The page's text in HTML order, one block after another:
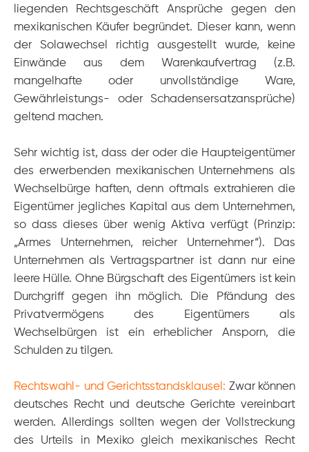
liegenden Rechtsgeschäft Ansprüche gegen den
mexikanischen Käufer begründet. Dieser kann, wenn
der Solawechsel richtig ausgestellt wurde, keine
Einwände aus dem Warenkaufvertrag (z.B.
mangelhafte oder unvollständige Ware,
Gewährleistungs- oder Schadensersatzansprüche)
geltend machen.
Sehr wichtig ist, dass der oder die Haupteigentümer
des erwerbenden mexikanischen Unternehmens als
Wechselbürge haften, denn oftmals extrahieren die
Eigentümer jegliches Kapital aus dem Unternehmen,
so dass dieses über wenig Aktiva verfügt (Prinzip:
„Armes Unternehmen, reicher Unternehmer“). Das
Unternehmen als Vertragspartner ist dann nur eine
leere Hülle. Ohne Bürgschaft des Eigentümers ist kein
Durchgriff gegen ihn möglich. Die Pfändung des
Privatvermögens des Eigentümers als
Wechselbürgen ist ein erheblicher Ansporn, die
Schulden zu tilgen.
Rechtswahl- und Gerichtsstandsklausel: Zwar können
deutsches Recht und deutsche Gerichte vereinbart
werden. Allerdings sollten wegen der Vollstreckung
des Urteils in Mexiko gleich mexikanisches Recht